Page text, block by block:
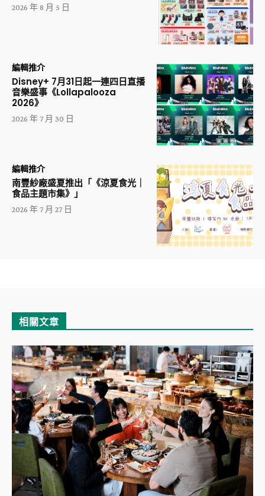
2026 年 8 月 5 日
編輯推介
Disney+ 7月31日起一連四日直播
音樂盛事《Lollapalooza
2026》
2026 年 7 月 30 日
編輯推介
南豐紗廠盛夏推出「《涼夏食光｜
食品主題市集》」
2026 年 7 月 27 日
相關文章